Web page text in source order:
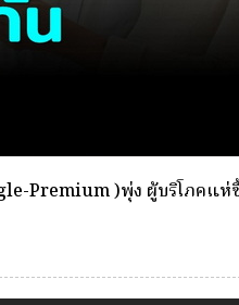
และแต่งตั้งให้ดำรงตำแหน่ง